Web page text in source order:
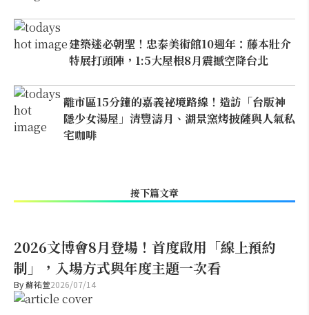
建築迷必朝聖！忠泰美術館10週年：藤本壯介
特展打頭陣，1:5大屋根8月震撼空降台北
離市區15分鐘的嘉義祕境路線！造訪「台版神
隱少女湯屋」清豐濤月、湖景窯烤披薩與人氣私
宅咖啡
接下篇文章
2026文博會8月登場！首度啟用「線上預約
制」，入場方式與年度主題一次看
By蘇祐萱2026/07/14